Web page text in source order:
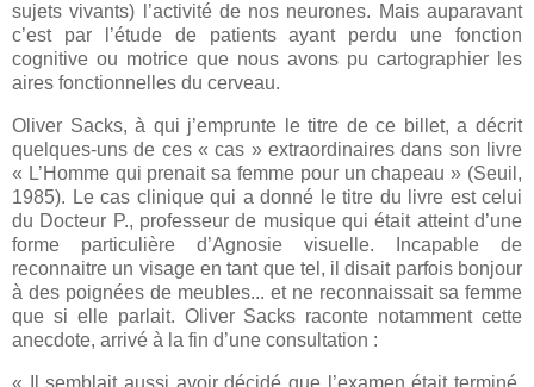
sujets vivants) l’activité de nos neurones. Mais auparavant
c’est par l’étude de patients ayant perdu une fonction
cognitive ou motrice que nous avons pu cartographier les
aires fonctionnelles du cerveau.
Oliver Sacks, à qui j’emprunte le titre de ce billet, a décrit
quelques-uns de ces « cas » extraordinaires dans son livre
« L’Homme qui prenait sa femme pour un chapeau » (Seuil,
1985). Le cas clinique qui a donné le titre du livre est celui
du Docteur P., professeur de musique qui était atteint d’une
forme particulière d’Agnosie visuelle. Incapable de
reconnaitre un visage en tant que tel, il disait parfois bonjour
à des poignées de meubles... et ne reconnaissait sa femme
que si elle parlait. Oliver Sacks raconte notamment cette
anecdote, arrivé à la fin d’une consultation :
« Il semblait aussi avoir décidé que l’examen était terminé,